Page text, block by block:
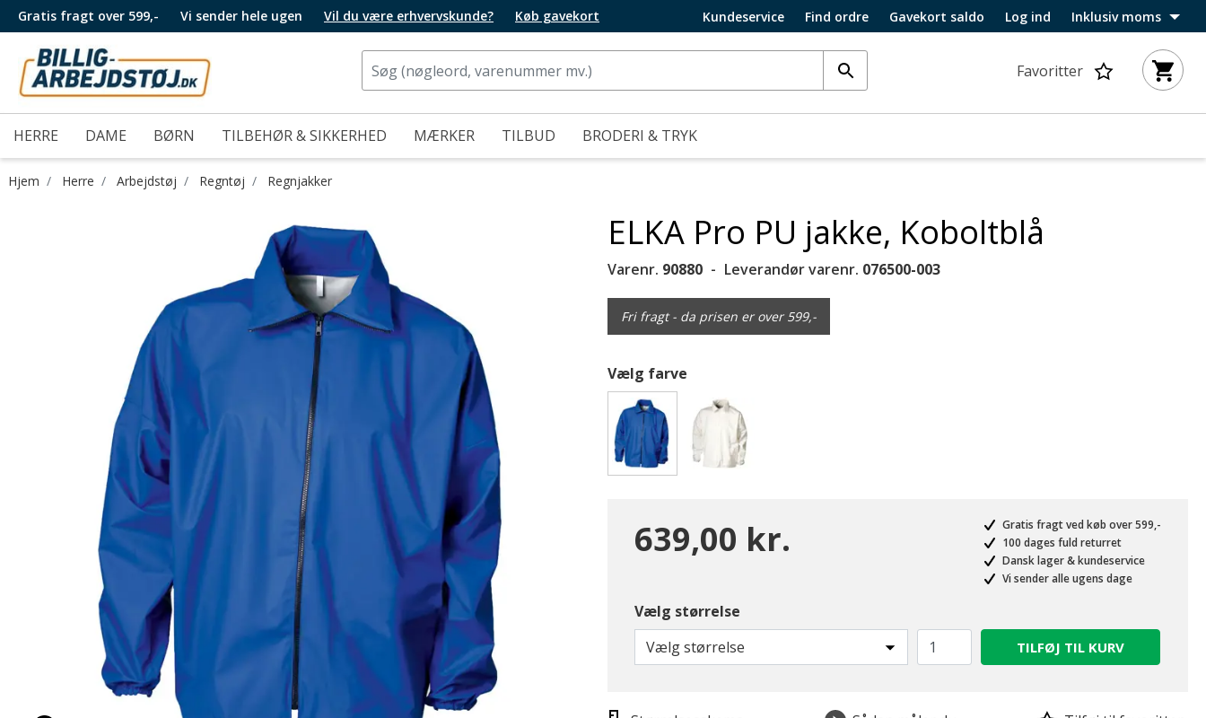
Gratis fragt over 599,- Vi sender hele ugen Vil du være erhvervskunde? Køb gavekort Kundeservice Find ordre Gavekort saldo Log ind Inklusiv moms
Favoritter
HERRE DAME BØRN TILBEHØR & SIKKERHED MÆRKER TILBUD BRODERI & TRYK
Hjem Herre Arbejdstøj Regntøj Regnjakker
ELKA Pro PU jakke, Koboltblå
Varenr. 90880 Leverandør varenr. 076500-003
Fri fragt - da prisen er over 599,-
Vælg farve
639,00 kr.
Gratis fragt ved køb over 599,-
100 dages fuld returret
Dansk lager & kundeservice
Vi sender alle ugens dage
Vælg størrelse
Vælg størrelse
TILFØJ TIL KURV